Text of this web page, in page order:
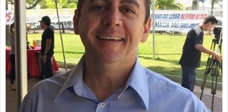
Polícia Militar recupera bicicleta furtada e prende suspeito
em flagrante em Montividiu
Menos é Mais faz show gratuito hoje em Rio Verde na festa
dos 178 anos da cidade
Homem é preso suspeito de importunação sexual e invasão
de domicílio em Rio Verde
Rio Verde encara o Bom Jesus às 10h de domingo em jogo
com cara de decisão antecipada